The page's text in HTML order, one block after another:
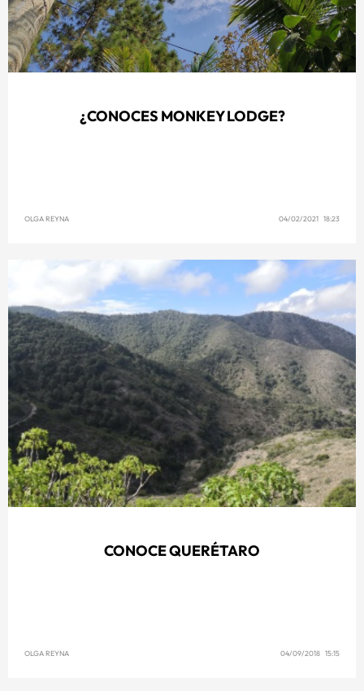
¿CONOCES MONKEY LODGE?
OLGA REYNA 04/02/2021 18:23
CONOCE QUERÉTARO
OLGA REYNA 04/09/2018 15:15